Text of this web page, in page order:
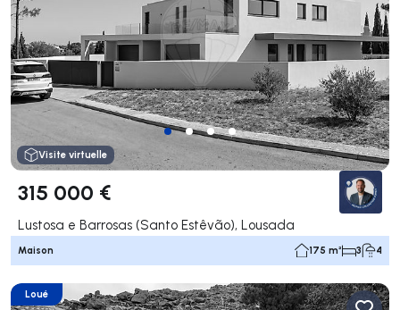
Visite virtuelle
315 000 €
Lustosa e Barrosas (Santo Estêvão), Lousada
Maison 175 m² 3 4
Loué